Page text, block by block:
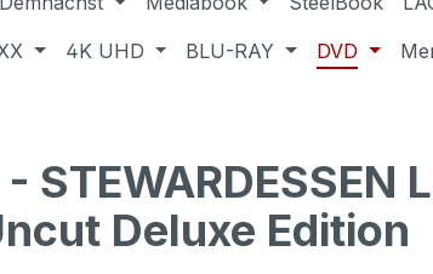
4K UHD BLU-RAY DVD
- STEWARDESSEN
Deluxe Edition